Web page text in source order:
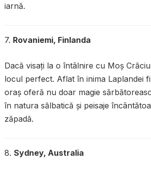
iarnă.
7. Rovaniemi, Finlanda
Dacă visați la o întâlnire cu Moș
locul perfect. Aflat în inima Laplandei
oraș oferă nu doar magie
în natura sălbatică și peisaje
zăpadă.
8. Sydney, Australia